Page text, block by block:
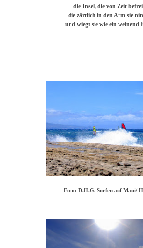
die Insel, die von Zeit
die zärtlich in den Arm sie
und wiegt sie wie ein weinend
Foto: D.H.G. Surfen auf Maui/